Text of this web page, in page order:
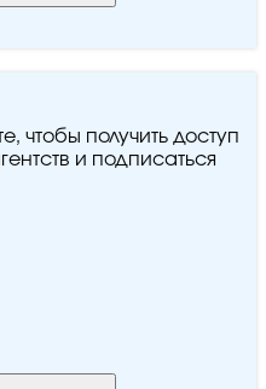
чтобы получить доступ
и подписаться